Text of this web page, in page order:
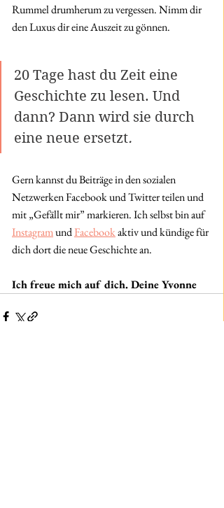
Rummel drumherum zu vergessen. Nimm dir
den Luxus dir eine Auszeit zu gönnen.
20 Tage hast du Zeit eine
Geschichte zu lesen. Und
dann? Dann wird sie durch
eine neue ersetzt.
Gern kannst du Beiträge in den sozialen
Netzwerken Facebook und Twitter teilen und
mit „Gefällt mir” markieren. Ich selbst bin auf
Instagram und Facebook aktiv und kündige für
dich dort die neue Geschichte an.
Ich freue mich auf dich. Deine Yvonne